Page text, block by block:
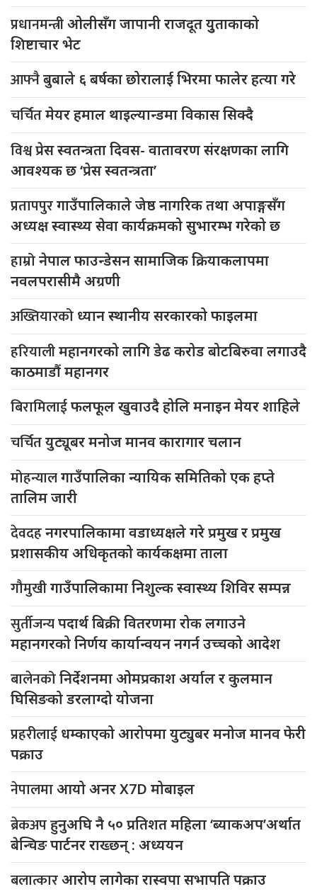
प्रधानमन्त्रीओलीसँग जापानी राजदूत युुताकाको
शिष्टाचार भेट
आफ्नैबुबाले ६ बर्षका छोरालाई भिरमा फालेर हत्या गरे
चर्चितमेयर हमाल थाइल्यान्डमा विकास सिक्दै
विश्वप्रेस स्वतन्त्रता दिवस- वातावरण संरक्षणका लागि
आवश्यक छ ‘प्रेस स्वतन्त्रता’
प्रतापपुरगाउँपालिकाले जेष्ठ नागरिक तथा अपाङ्गसँग
अध्यक्ष स्वास्थ्य सेवा कार्यक्रमको सुभारम्भ गरेको छ
हाम्रोनेपाल फाउन्डेसन सामाजिक क्रियाकलापमा
नवलपरासीमै अग्रणी
अख्तियारको ध्यान स्थानीय सरकारको फाइलमा
हरियालीमहानगरको लागि डेढ करोड बोटबिरुवा लगाउदै
काठमाडौं महानगर
बिरामिलाईफलफूल खुवाउदै होलि मनाइन मेयर शाहिले
चर्चितयुट्यूबर मनोज मानव कारागार चलान
मोहन्यालगाउँपालिका न्यायिक समितिको एक हप्ते
तालिम जारी
देवदहनगरपालिकामा वडाध्यक्षले गरे प्रमुख र प्रमुख
प्रशासकीय अधिकृतको कार्यकक्षमा ताला
गौमुखीगाउँपालिकामा निशुल्क स्वास्थ्य शिविर सम्पन्न
सुर्तीजन्यपदार्थ बिक्री वितरणमा रोक लगाउने
महानगरको निर्णय कार्यान्वयन नगर्न उच्चको आदेश
बालेनकोनिर्देशनमा ओमप्रकाश अर्याल र कुलमान
घिसिङको डरलाग्दो योजना
प्रहरीलाई धम्काएको आरोपमा युट्युबर मनोज मानव फेरी
पक्राउ
नेपालमाआयो अनर X7D मोबाइल
ब्रेकअपहुनुअघि नै ५० प्रतिशत महिला ‘ब्याकअप’अर्थात
बेन्चिङ पार्टनर राख्छन् : अध्ययन
बलात्कारआरोप लागेका रास्वपा सभापति पक्राउ